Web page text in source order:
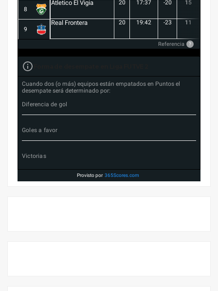
8
Atletico El Vigia 20 17:37 -20 15
9
Real Frontera 20 19:42 -23 11
Referencia ?
Cuando dos (o más) equipos están empatados en Puntos el
desempate será determinado por:
Diferencia de gol
Goles a favor
Victorias
Provisto por 365Scores.com